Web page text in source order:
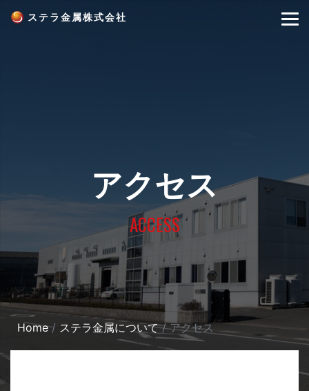
ステラ金属株式会社
アクセス
ACCESS
Home ステラ金属について アクセス